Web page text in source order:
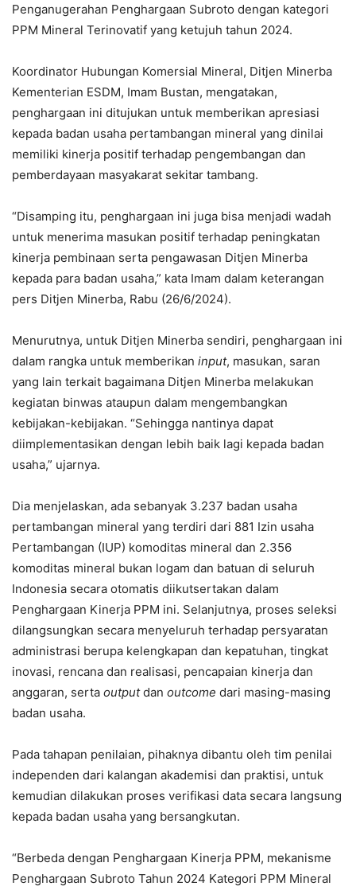
Penganugerahan Penghargaan Subroto dengan kategori
PPM Mineral Terinovatif yang ketujuh tahun 2024.
Koordinator Hubungan Komersial Mineral, Ditjen Minerba
Kementerian ESDM, Imam Bustan, mengatakan,
penghargaan ini ditujukan untuk memberikan apresiasi
kepada badan usaha pertambangan mineral yang dinilai
memiliki kinerja positif terhadap pengembangan dan
pemberdayaan masyakarat sekitar tambang.
“Disamping itu, penghargaan ini juga bisa menjadi wadah
untuk menerima masukan positif terhadap peningkatan
kinerja pembinaan serta pengawasan Ditjen Minerba
kepada para badan usaha,” kata Imam dalam keterangan
pers Ditjen Minerba, Rabu (26/6/2024).
Menurutnya, untuk Ditjen Minerba sendiri, penghargaan ini
dalam rangka untuk memberikan input, masukan, saran
yang lain terkait bagaimana Ditjen Minerba melakukan
kegiatan binwas ataupun dalam mengembangkan
kebijakan-kebijakan. “Sehingga nantinya dapat
diimplementasikan dengan lebih baik lagi kepada badan
usaha,” ujarnya.
Dia menjelaskan, ada sebanyak 3.237 badan usaha
pertambangan mineral yang terdiri dari 881 Izin usaha
Pertambangan (IUP) komoditas mineral dan 2.356
komoditas mineral bukan logam dan batuan di seluruh
Indonesia secara otomatis diikutsertakan dalam
Penghargaan Kinerja PPM ini. Selanjutnya, proses seleksi
dilangsungkan secara menyeluruh terhadap persyaratan
administrasi berupa kelengkapan dan kepatuhan, tingkat
inovasi, rencana dan realisasi, pencapaian kinerja dan
anggaran, serta outputdan outcome dari masing-masing
badan usaha.
Pada tahapan penilaian, pihaknya dibantu oleh tim penilai
independen dari kalangan akademisi dan praktisi, untuk
kemudian dilakukan proses verifikasi data secara langsung
kepada badan usaha yang bersangkutan.
“Berbeda dengan Penghargaan Kinerja PPM, mekanisme
Penghargaan Subroto Tahun 2024 Kategori PPM Mineral